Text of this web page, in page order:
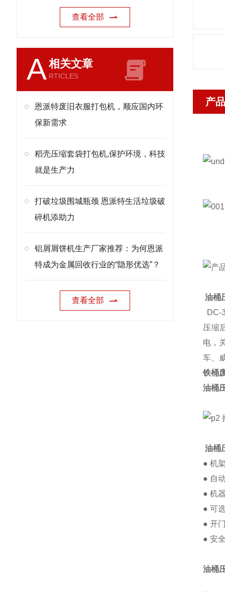
查看全部
A相关文章
RTICLES
恩派特废旧衣服打包机，顺应国内环
保新需求
稻壳压缩套袋打包机,保护环境，科技
就是生产力
打破垃圾围城瓶颈 恩派特生活垃圾破
碎机添助力
铝屑屑饼机生产厂家推荐：为何恩派
特成为金属回收行业的“隐形优选”？
查看全部
产
油桶
DC-
压缩
电，
车、
铁桶
油桶
油桶
● 机
● 自
● 机
● 可
● 开
● 安
油桶